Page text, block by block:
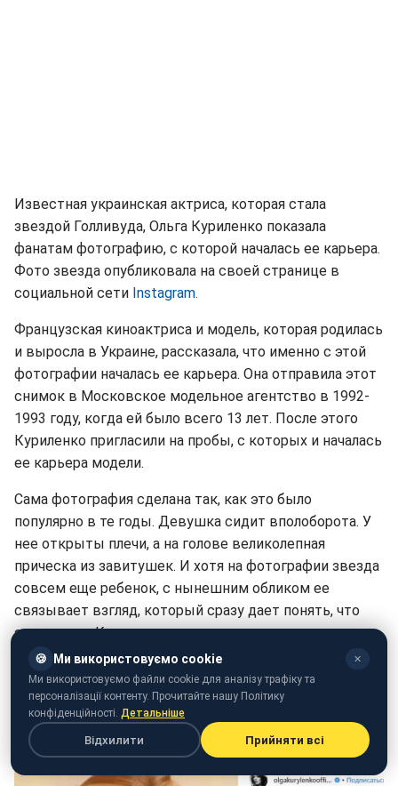
Известная украинская актриса, которая стала
звездой Голливуда, Ольга Куриленко показала
фанатам фотографию, с которой началась ее карьера.
Фото звезда опубликовала на своей странице в
социальной сети Instagram.
Французская киноактриса и модель, которая родилась
и выросла в Украине, рассказала, что именно с этой
фотографии началась ее карьера. Она отправила этот
снимок в Московское модельное агентство в 1992-
1993 году, когда ей было всего 13 лет. После этого
Куриленко пригласили на пробы, с которых и началась
ее карьера модели.
Сама фотография сделана так, как это было
популярно в те годы. Девушка сидит вполоборота. У
нее открыты плечи, а на голове великолепная
прическа из завитушек. И хотя на фотографии звезда
совсем еще ребенок, с нынешним обликом ее
связывает взгляд, который сразу дает понять, что
это именно Куриленко.
"Эту фотографию я послала в Московское модельное
агентство когда мне было 13/14 лет, и меня
пригласили на пробы. Эта фотография изменила всю
мою жизнь!" - так подписала фотографию звезда.
🍪 Ми використовуємо cookie ✕
Ми використовуємо файли cookie для аналізу трафіку та
персоналізації контенту. Прочитайте нашу Політику
конфіденційності. Детальніше
Відхилити Прийняти всі